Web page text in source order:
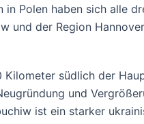
Polen haben sich alle
und der Region
südlich der
und
ist ein starker